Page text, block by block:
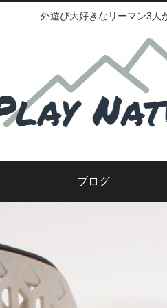
外遊び大好きなリーマン3人
ブログ